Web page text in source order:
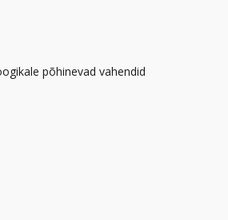
põhinevad vahendid